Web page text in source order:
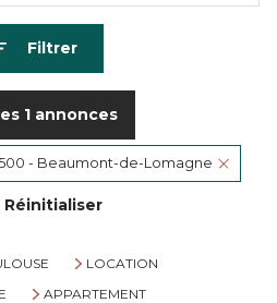
Filtrer
1annonces
- Beaumont-de-Lomagne
Réinitialiser
LOCATION
APPARTEMENT